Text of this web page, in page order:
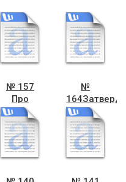
№ 157
Про
переведення
гуртожитку
№ 60 1
по вул
Бендери
№
з
основної
діяльності